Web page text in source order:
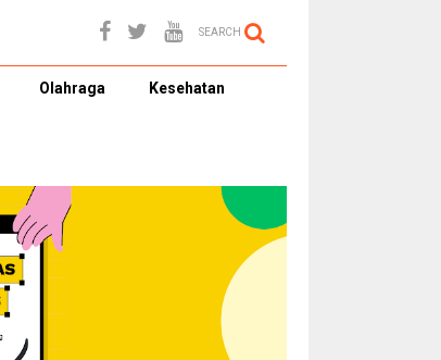
SEARCH
Olahraga Kesehatan